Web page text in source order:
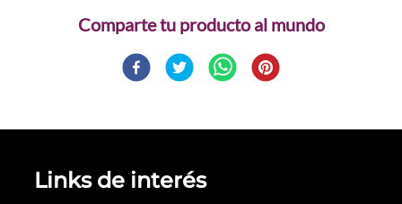
Comparte
Links de interés